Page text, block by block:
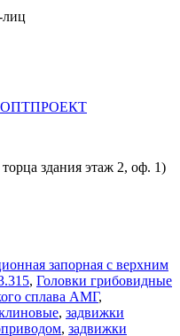
лиц
ОПТПРОЕКТ
здания этаж 2, оф. 1)
запорная с верхним
, Головки грибовидные
сплава АМГ,
, задвижки
, задвижки